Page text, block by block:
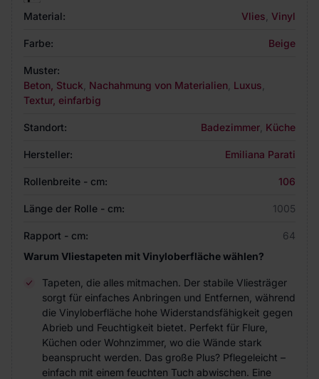
Material: Vlies Vinyl
Farbe: Beige
Muster:
Beton, Stuck Nachahmung von Materialien Luxus
Textur, einfarbig
Standort: Badezimmer Küche
Hersteller: Emiliana Parati
Rollenbreite - cm: 106
Länge der Rolle - cm: 1005
Rapport - cm:
64
Warum Vliestapeten mit Vinyloberfläche wählen?
Tapeten, die alles mitmachen. Der stabile Vliesträger
sorgt für einfaches Anbringen und Entfernen, während
die Vinyloberfläche hohe Widerstandsfähigkeit gegen
Abrieb und Feuchtigkeit bietet. Perfekt für Flure,
Küchen oder Wohnzimmer, wo die Wände stark
beansprucht werden. Das große Plus? Pflegeleicht –
einfach mit einem feuchten Tuch abwischen. Eine